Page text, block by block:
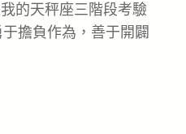
的天秤座三階段考驗
擔負作為，善于開闢